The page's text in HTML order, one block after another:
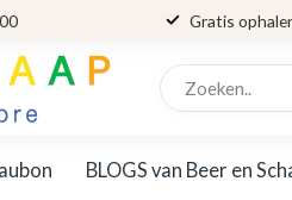
Gratis
BLOGS van Beer en